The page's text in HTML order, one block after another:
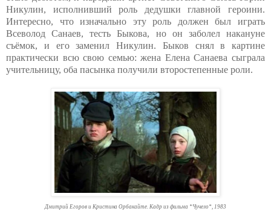
Никулин, исполнивший роль дедушки главной героини.
Интересно, что изначально эту роль должен был играть
Всеволод Санаев, тесть Быкова, но он заболел накануне
съёмок, и его заменил Никулин. Быков снял в картине
практически всю свою семью: жена Елена Санаева сыграла
учительницу, оба пасынка получили второстепенные роли.
Дмитрий Егоров и Кристина Орбакайте. Кадр из фильма *Чучело*, 1983